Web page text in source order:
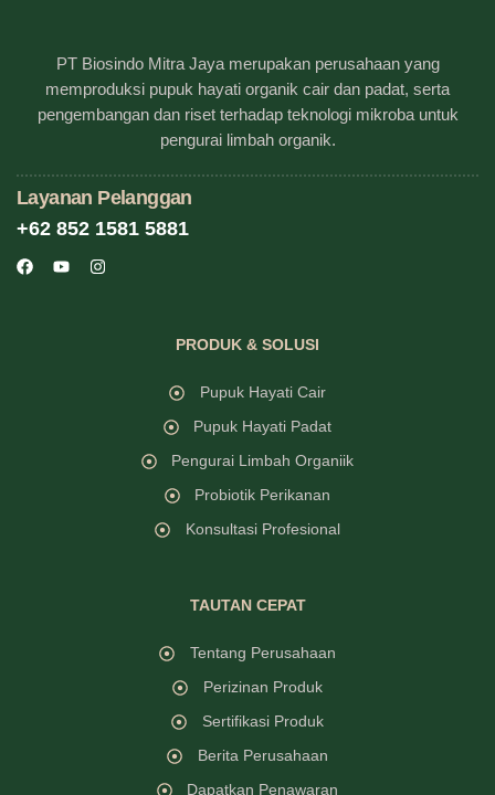
PT Biosindo Mitra Jaya merupakan perusahaan yang
memproduksi pupuk hayati organik cair dan padat, serta
pengembangan dan riset terhadap teknologi mikroba untuk
pengurai limbah organik.
Layanan Pelanggan
+62 852 1581 5881
PRODUK & SOLUSI
Pupuk Hayati Cair
Pupuk Hayati Padat
Pengurai Limbah Organiik
Probiotik Perikanan
Konsultasi Profesional
TAUTAN CEPAT
Tentang Perusahaan
Perizinan Produk
Sertifikasi Produk
Berita Perusahaan
Dapatkan Penawaran